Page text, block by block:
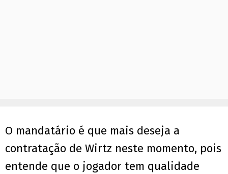
O mandatário é que mais deseja a
contratação de Wirtz neste momento, pois
entende que o jogador tem qualidade